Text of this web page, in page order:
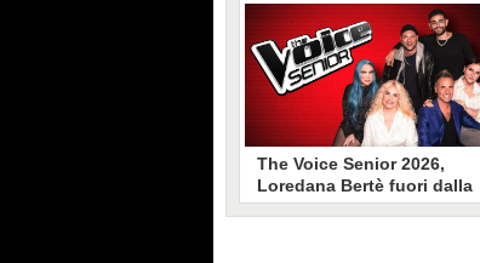
PLAY
74679 • diSpettacolo Fanpage
The Voice Senior 2026,
Loredana Bertè fuori dalla
giuria (forse per Sanremo):